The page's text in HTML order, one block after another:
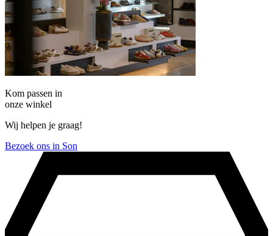
Kom passen in
onze winkel
Wij helpen je graag!
Bezoek ons in Son